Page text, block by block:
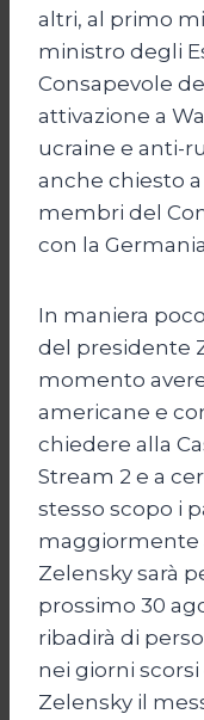
altri, al primo
ministro degli
Consapevole
attivazione a
ucraine e anti-
anche chiesto
membri del
con la
In maniera
del presidente
momento
americane e
chiedere alla
Stream 2 e a
stesso scopo i
maggiormente
Zelensky sarà
prossimo 30
ribadirà di
nei giorni scorsi
Zelensky il